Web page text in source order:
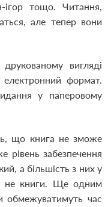
ігор тощо. Читання,
але тепер вони
вигляді
електронний формат.
у паперовому
що книга не зможе
рівень забезпечення
а більшість з них у
не книги. Ще одним
обмежуватимуть час